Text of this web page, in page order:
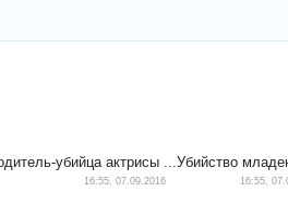
убийца актрисы ...
16:55, 07.09.2016
Убийство
16:55,